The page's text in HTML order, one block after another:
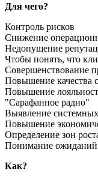
Для чего?
Контроль рисков
Снижение
Недопущение
Чтобы понять, что
Совершенствование
Повышение качества
Повышение
"Сарафанное радио"
Выявление
Повышение
Определение зон
Понимание ожиданий
Как?